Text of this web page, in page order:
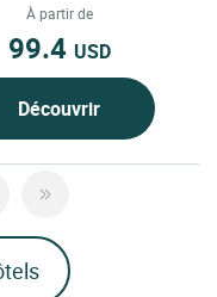
"Au Parc des Cigognes"
À partir de
99.4 USD
Découvrir